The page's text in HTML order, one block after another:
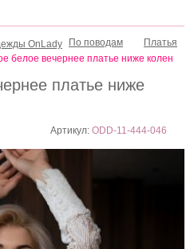
платье ниже
Артикул:ODD-11-444-046
По поводам
Платья
белое вечернее платье ниже колен